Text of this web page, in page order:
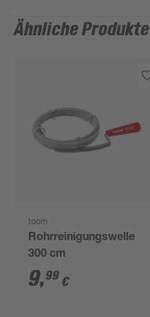
Ähnliche Produkte
toom
Rohrreinigungswelle
300 cm
9,99 €